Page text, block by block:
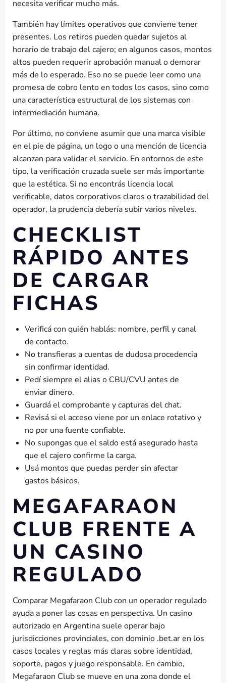
necesita verificar mucho más.
También hay límites operativos que conviene tener
presentes. Los retiros pueden quedar sujetos al
horario de trabajo del cajero; en algunos casos, montos
altos pueden requerir aprobación manual o demorar
más de lo esperado. Eso no se puede leer como una
promesa de cobro lento en todos los casos, sino como
una característica estructural de los sistemas con
intermediación humana.
Por último, no conviene asumir que una marca visible
en el pie de página, un logo o una mención de licencia
alcanzan para validar el servicio. En entornos de este
tipo, la verificación cruzada suele ser más importante
que la estética. Si no encontrás licencia local
verificable, datos corporativos claros o trazabilidad del
operador, la prudencia debería subir varios niveles.
CHECKLIST
RÁPIDO ANTES
DE CARGAR
FICHAS
Verificá con quién hablás: nombre, perfil y canal
de contacto.
No transfieras a cuentas de dudosa procedencia
sin confirmar identidad.
Pedí siempre el alias o CBU/CVU antes de
enviar dinero.
Guardá el comprobante y capturas del chat.
Revisá si el acceso viene por un enlace rotativo y
no por una fuente confiable.
No supongas que el saldo está asegurado hasta
que el cajero confirme la carga.
Usá montos que puedas perder sin afectar
gastos básicos.
MEGAFARAON
CLUB FRENTE A
UN CASINO
REGULADO
Comparar Megafaraon Club con un operador regulado
ayuda a poner las cosas en perspectiva. Un casino
autorizado en Argentina suele operar bajo
jurisdicciones provinciales, con dominio .bet.ar en los
casos locales y reglas más claras sobre identidad,
soporte, pagos y juego responsable. En cambio,
Megafaraon Club se mueve en una zona donde el